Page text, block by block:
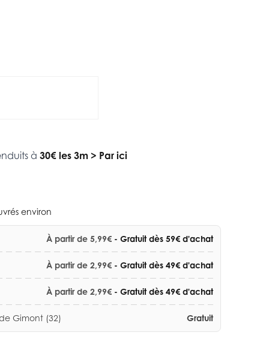
à 30€ les 3m > Par ici
environ
À partir de 5,99€ - Gratuit dès 59€ d'achat
À partir de 2,99€ - Gratuit dès 49€ d'achat
À partir de 2,99€ - Gratuit dès 49€ d'achat
Gimont (32) Gratuit